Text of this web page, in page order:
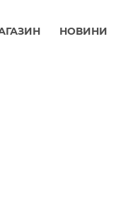
НОВИНИ